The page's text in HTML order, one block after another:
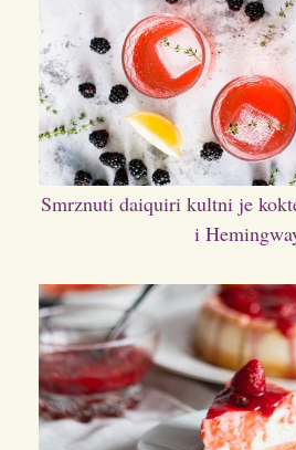
Smrznuti daiquiri kultni je
i